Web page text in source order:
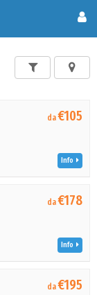
da€105
Info
da€178
Info
da€195